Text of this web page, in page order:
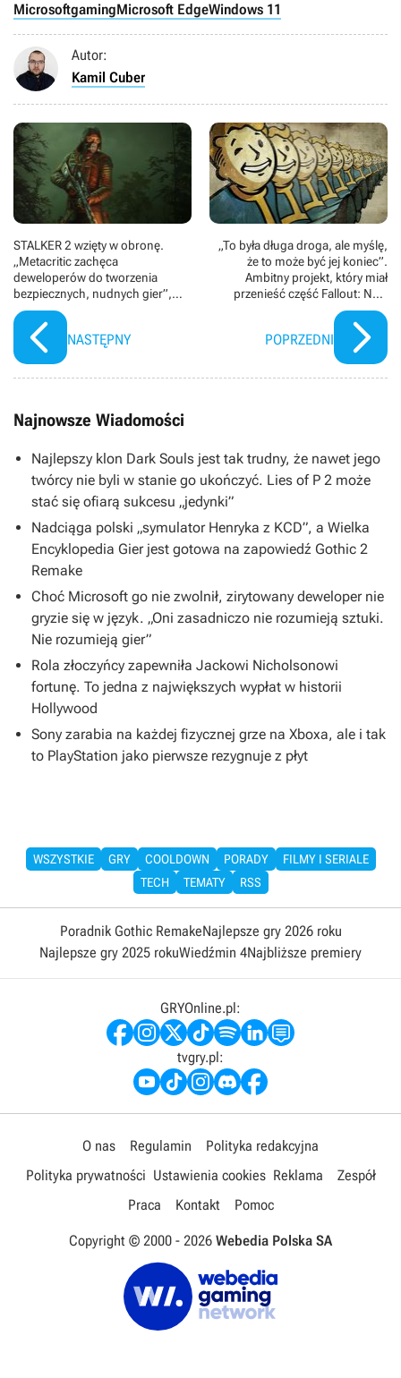
MicrosoftgamingMicrosoft EdgeWindows 11
Autor:
Kamil Cuber
STALKER 2 wzięty w obronę.
„Metacritic zachęca
deweloperów do tworzenia
bezpiecznych, nudnych gier”,
twierdzi weteran Arkane Studios
NASTĘPNY
„To była długa droga, ale myślę,
że to może być jej koniec”.
Ambitny projekt, który miał
przenieść część Fallout: New
Vegas do Fallouta 4, wywołał
spore zamieszanie
POPRZEDNI
Najnowsze Wiadomości
Najlepszy klon Dark Souls jest tak trudny, że nawet jego
twórcy nie byli w stanie go ukończyć. Lies of P 2 może
stać się ofiarą sukcesu „jedynki”
Nadciąga polski „symulator Henryka z KCD”, a Wielka
Encyklopedia Gier jest gotowa na zapowiedź Gothic 2
Remake
Choć Microsoft go nie zwolnił, zirytowany deweloper nie
gryzie się w język. „Oni zasadniczo nie rozumieją sztuki.
Nie rozumieją gier”
Rola złoczyńcy zapewniła Jackowi Nicholsonowi
fortunę. To jedna z największych wypłat w historii
Hollywood
Sony zarabia na każdej fizycznej grze na Xboxa, ale i tak
to PlayStation jako pierwsze rezygnuje z płyt
WSZYSTKIE GRY COOLDOWN PORADY
FILMY I SERIALE
TECH
TEMATY RSS
Poradnik Gothic RemakeNajlepsze gry 2026 roku
Najlepsze gry 2025 rokuWiedźmin 4Najbliższe premiery
GRYOnline.pl:
tvgry.pl:
O nas Regulamin
Polityka redakcyjna
Polityka prywatności Ustawienia cookies Reklama
Zespół
Praca
Kontakt Pomoc
Copyright © 2000 - 2026 Webedia Polska SA